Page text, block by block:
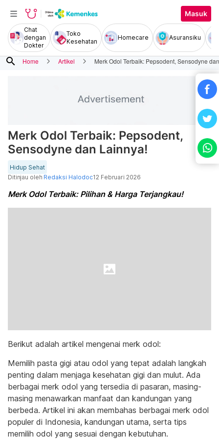
Masuk
Chat
dengan
Dokter
Toko
Kesehatan
Homecare Asuransiku
search Home Artikel Merk Odol Terbaik: Pepsodent, Sensodyne
Merk Odol Terbaik: Pepsodent,
Sensodyne dan Lainnya!
Hidup Sehat
Ditinjau oleh Redaksi Halodoc12 Februari 2026
Merk Odol Terbaik: Pilihan & Harga Terjangkau!
Berikut adalah artikel mengenai merk odol:
Memilih pasta gigi atau odol yang tepat adalah langkah
penting dalam menjaga kesehatan gigi dan mulut. Ada
berbagai merk odol yang tersedia di pasaran, masing-
masing menawarkan manfaat dan kandungan yang
berbeda. Artikel ini akan membahas berbagai merk odol
populer di Indonesia, kandungan utama, serta tips
memilih odol yang sesuai dengan kebutuhan.